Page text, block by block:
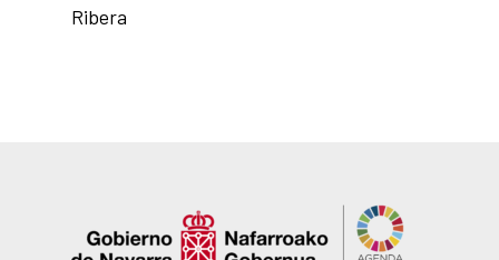
Ribera